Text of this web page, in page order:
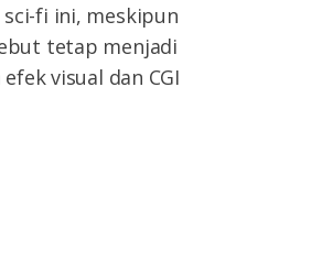
fi ini, meskipun
tetap menjadi
visual dan CGI